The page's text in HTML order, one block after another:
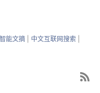
能文摘 中文互联网搜索